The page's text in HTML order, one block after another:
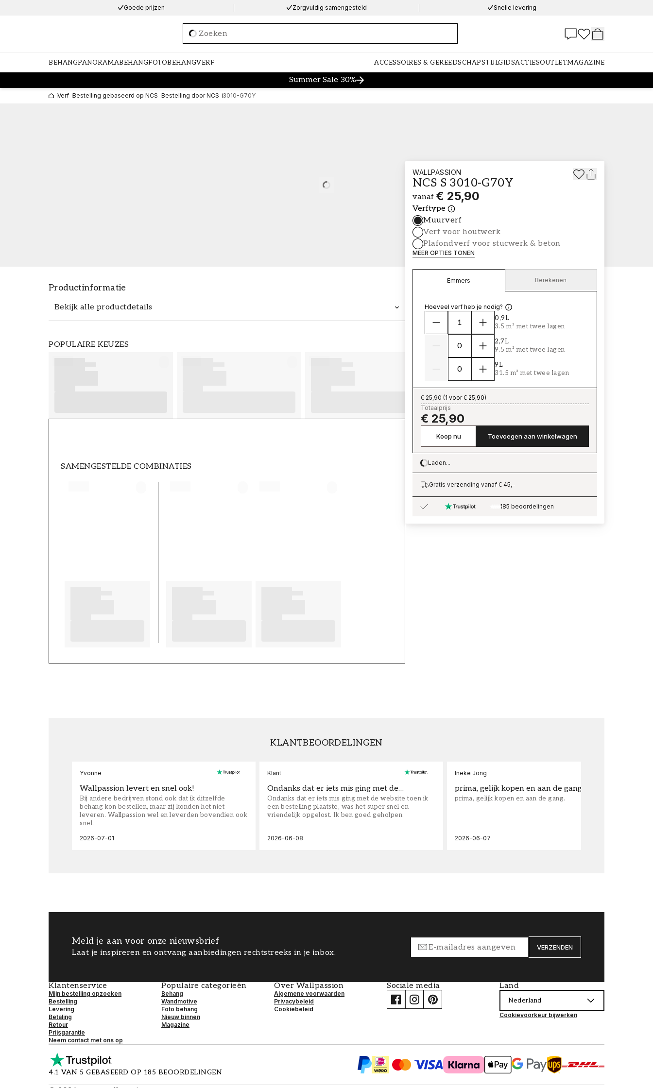
Goede prijzen Zorgvuldig samengesteld Snelle levering
Loading…
BEHANGPANORAMABEHANGFOTOBEHANGVERF ACCESSOIRES & GEREEDSCHAPSTIJLGIDSACTIESOUTLETMAGAZINE
Summer Sale 30%
Verf Bestelling gebaseerd op NCS Bestelling door NCS 3010-G70Y
Productinformatie
Bekijk alle productdetails
POPULAIRE KEUZES
SAMENGESTELDE COMBINATIES
WALLPASSION
NCS S 3010-G70Y
vanaf € 25,90
Verftype
Muurverf
Verf voor houtwerk
Plafondverf voor stucwerk & beton
MEER OPTIES TONEN
Emmers Berekenen
Hoeveel verf heb je nodig?
0,9L
3.5 m² met twee lagen
2,7L
9.5 m² met twee lagen
9L
31.5 m² met twee lagen
€ 25,90 (1 voor € 25,90)
Totaalprijs
€ 25,90
Koop nu Toevoegen aan winkelwagen
Loading…
Laden...
Gratis verzending vanaf € 45,–
185 beoordelingen
KLANTBEOORDELINGEN
Yvonne
Wallpassion levert en snel ook!
Bij andere bedrijven stond ook dat ik ditzelfde
behang kon bestellen, maar zij konden het niet
leveren. Wallpassion wel en leverden bovendien ook
snel.
2026-07-01
Klant
Ondanks dat er iets mis ging met de…
Ondanks dat er iets mis ging met de website toen ik
een bestelling plaatste, was het super snel en
vriendelijk opgelost. Ik ben goed geholpen.
2026-06-08
Ineke Jong
prima, gelijk kopen en aan de gang.
prima, gelijk kopen en aan de gang.
2026-06-07
Meld je aan voor onze nieuwsbrief
Laat je inspireren en ontvang aanbiedingen rechtstreeks in je inbox.
VERZENDEN
Klantenservice
Mijn bestelling opzoeken
Bestelling
Levering
Betaling
Retour
Prijsgarantie
Neem contact met ons op
Populaire categorieën
Behang
Wandmotive
Foto behang
Nieuw binnen
Magazine
Over Wallpassion
Algemene voorwaarden
Privacybeleid
Cookiebeleid
Sociale media Land
Nederland
Cookievoorkeur bijwerken
4.1 VAN 5 GEBASEERD OP 185 BEOORDELINGEN